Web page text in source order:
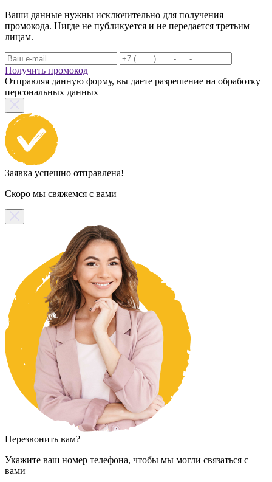
Ваши данные нужны исключительно для получения
промокода. Нигде не публикуется и не передается третьим
лицам.
Получить промокод
Отправляя данную форму, вы даете разрешение на обработку
персональных данных
Заявка успешно отправлена!
Скоро мы свяжемся с вами
Перезвонить вам?
Укажите ваш номер телефона, чтобы мы могли связаться с
вами